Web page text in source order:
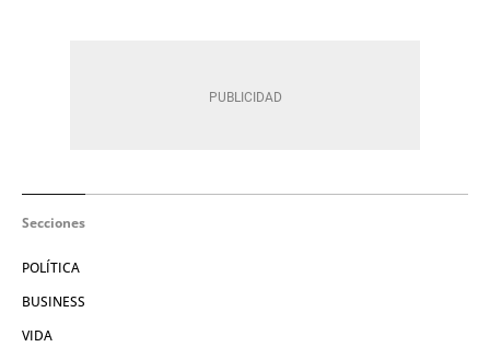
Secciones
POLÍTICA
BUSINESS
VIDA